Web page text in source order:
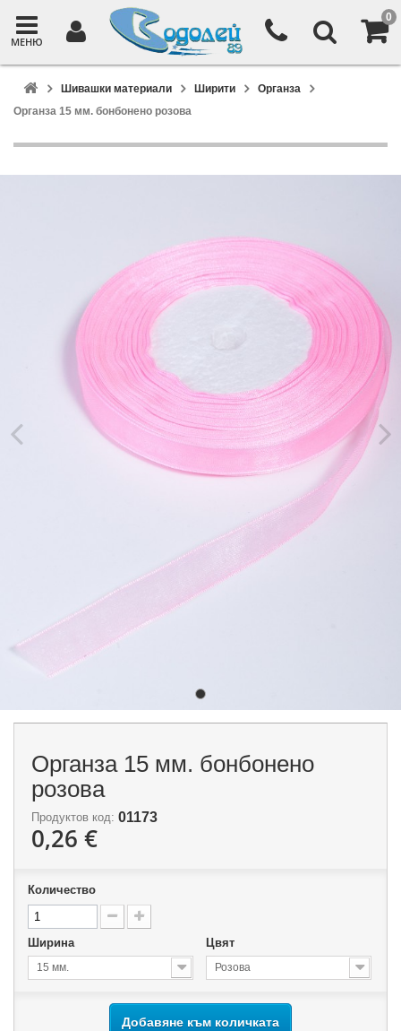
0
МЕНЮ
Шивашки материали Ширити
Органза
Органза 15 мм. бонбонено розова
Органза 15 мм. бонбонено
розова
Продуктов код: 01173
0,26 €
Количество
Ширина
15 мм.
Цвят
Розова
Добавяне към количката